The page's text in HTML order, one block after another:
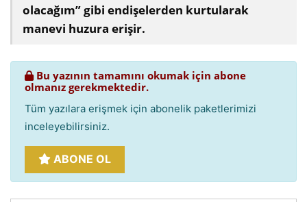
olacağım” gibi endişelerden kurtularak
manevi huzura erişir.
Bu yazının tamamını okumak için abone
olmanız gerekmektedir.
Tüm yazılara erişmek için abonelik paketlerimizi
inceleyebilirsiniz.
ABONE OL